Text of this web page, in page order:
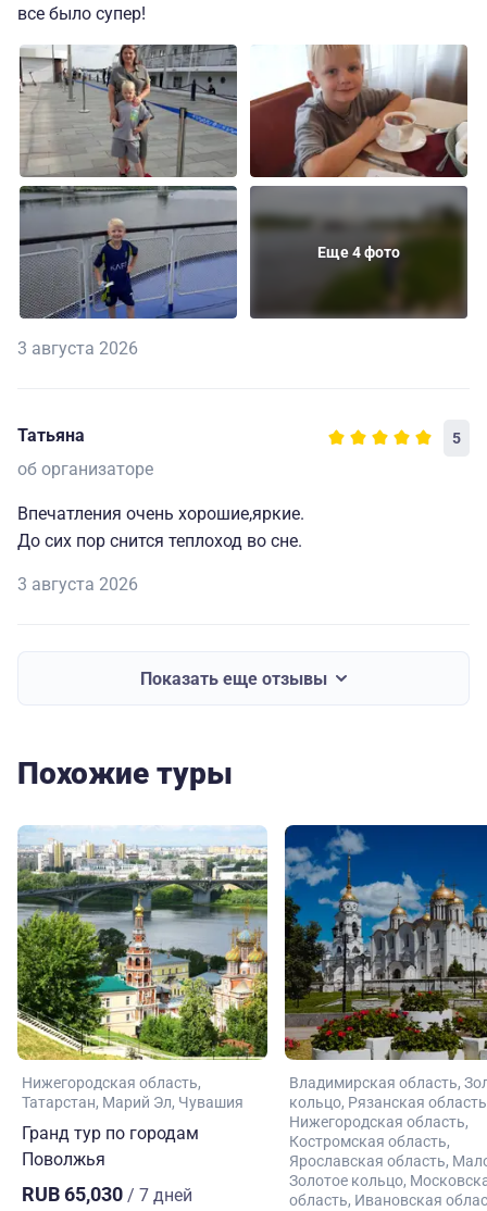
все было супер!
Еще 4 фото
3 августа 2026
Татьяна 5
об организаторе
Впечатления очень хорошие,яркие.
До сих пор снится теплоход во сне.
3 августа 2026
Показать еще отзывы
Похожие туры
Нижегородская область
Татарстан Марий Эл Чувашия
Гранд тур по городам
Поволжья
RUB 65,030 / 7 дней
Владимирская область
кольцо Рязанская область
Нижегородская область
Костромская область
Ярославская область
Золотое кольцо
область Ивановская